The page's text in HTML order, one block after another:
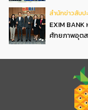
สํานักข่าวสับป
EXIM
ศักยภาพอุต